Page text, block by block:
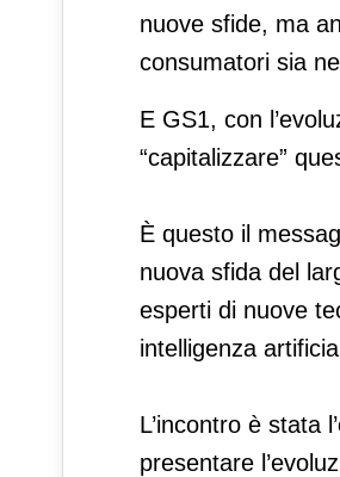
nuove sfide, ma
consumatori sia
E GS1, con
“capitalizzare”
È questo il
nuova sfida del
esperti di nuove
intelligenza
L’incontro è stata
presentare